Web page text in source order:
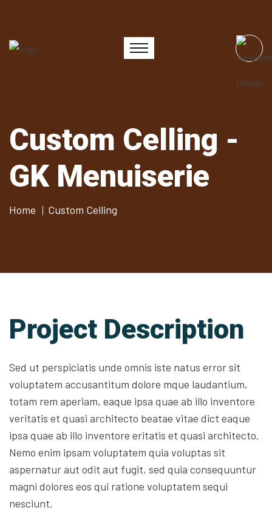
Custom Celling -
GK Menuiserie
Home Custom Celling
Project Description
Sed ut perspiciatis unde omnis iste natus error sit
voluptatem accusantitum dolore mque laudantium,
totam rem aperiam, eaque ipsa quae ab illo inventore
veritatis et quasi architecto beatae vitae dict eaque
ipsa quae ab illo inventore eritatis et quasi architecto.
Nemo enim ipsam voluptatem quia voluptas sit
aspernatur aut odit aut fugit, sed quia consequuntur
magni dolores eos qui ratione voluptatem sequi
nesciunt.